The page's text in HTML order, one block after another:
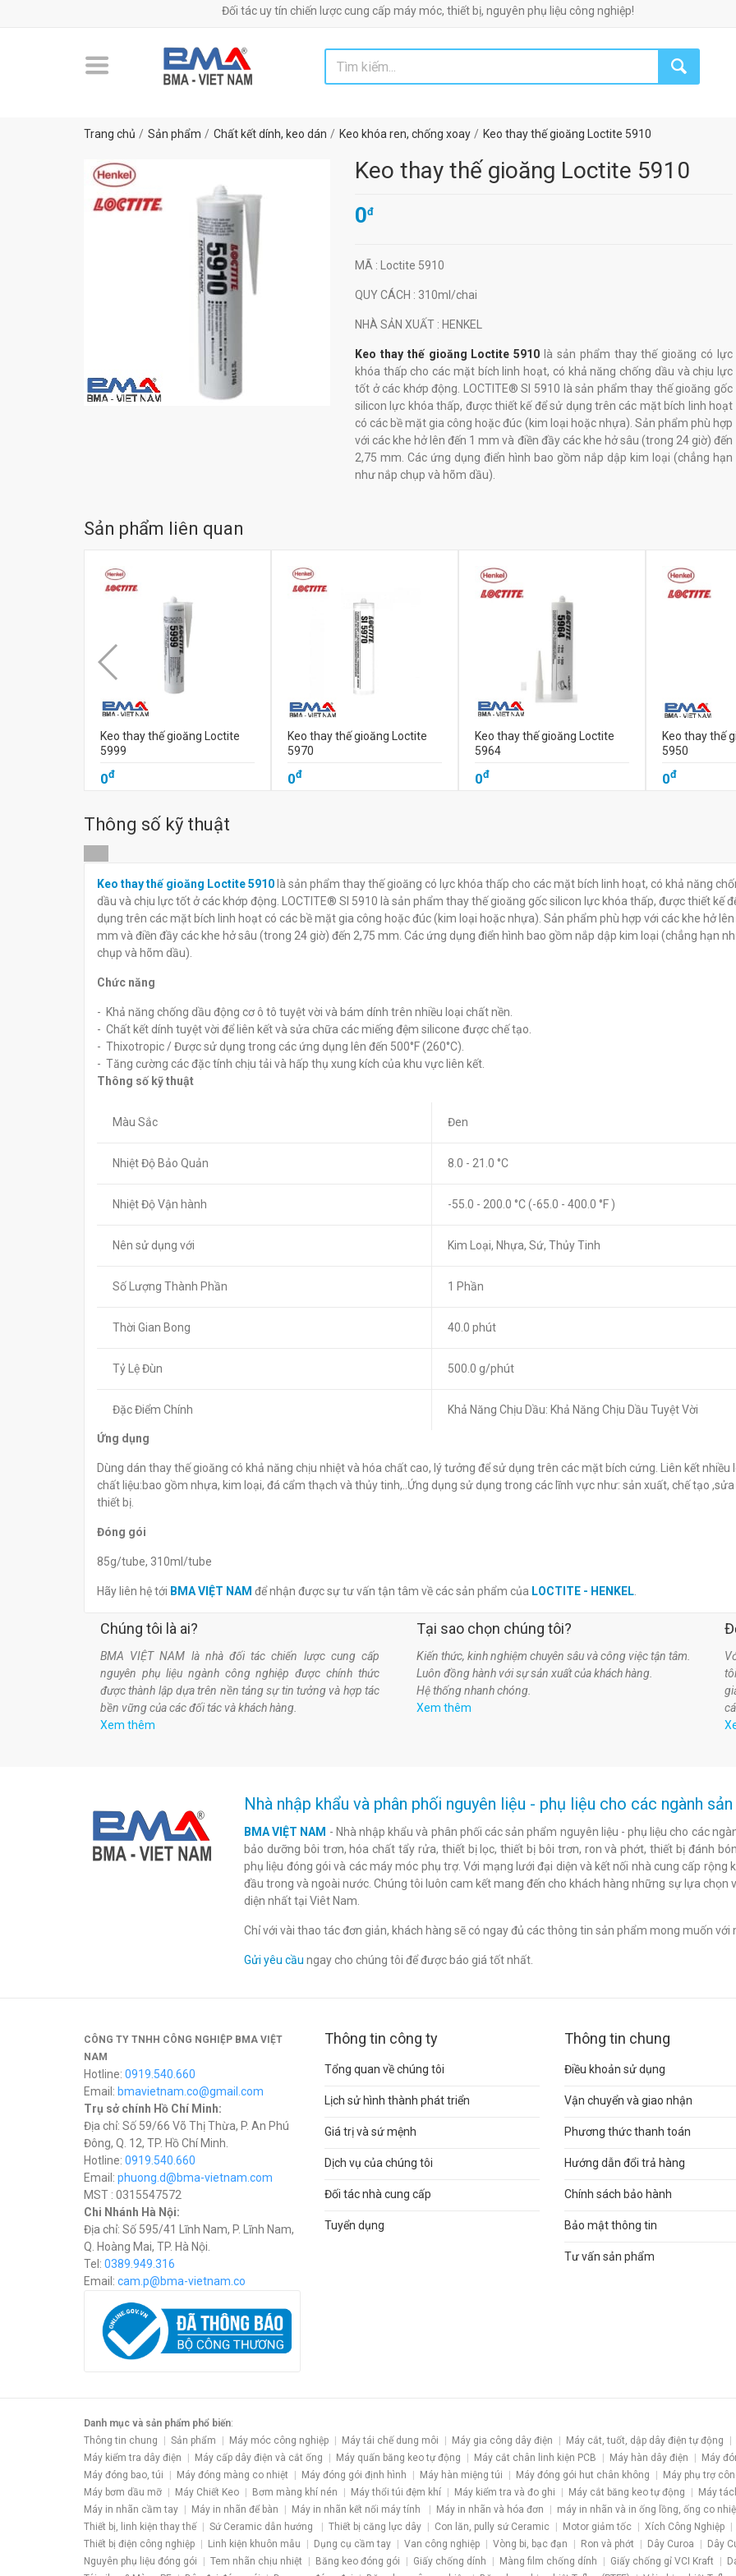
Đối tác uy tín chiến lược cung cấp máy móc, thiết bị, nguyên phụ liệu công nghiệp!
Trang chủ Sản phẩm Chất kết dính, keo dán Keo khóa ren, chống xoay Keo thay thế gioăng Loctite 5910
Keo thay thế gioăng Loctite 5910
0đ
MÃ : Loctite 5910
QUY CÁCH : 310ml/chai
NHÀ SẢN XUẤT : HENKEL
Keo thay thế gioăng Loctite 5910 là sản phẩm thay thế gioăng có lực
khóa thấp cho các mặt bích linh hoạt, có khả năng chống dầu và chịu lực
tốt ở các khớp động. LOCTITE® SI 5910 là sản phẩm thay thế gioăng gốc
silicon lực khóa thấp, được thiết kế để sử dụng trên các mặt bích linh hoạt
có các bề mặt gia công hoặc đúc (kim loại hoặc nhựa). Sản phẩm phù hợp
với các khe hở lên đến 1 mm và điền đầy các khe hở sâu (trong 24 giờ) đến
2,75 mm. Các ứng dụng điển hình bao gồm nắp dập kim loại (chẳng hạn
như nắp chụp và hõm dầu).
Sản phẩm liên quan
Keo thay thế gioăng Loctite
5999
0đ
Keo thay thế gioăng Loctite
5970
0đ
Keo thay thế gioăng Loctite
5964
0đ
Keo thay thế
5950
0đ
Thông số kỹ thuật
Keo thay thế gioăng Loctite 5910 là sản phẩm thay thế gioăng có lực khóa thấp cho các mặt bích linh hoạt, có khả năng
dầu và chịu lực tốt ở các khớp động. LOCTITE® SI 5910 là sản phẩm thay thế gioăng gốc silicon lực khóa thấp, được thiết kế
dụng trên các mặt bích linh hoạt có các bề mặt gia công hoặc đúc (kim loại hoặc nhựa). Sản phẩm phù hợp với các khe hở lên
mm và điền đầy các khe hở sâu (trong 24 giờ) đến 2,75 mm. Các ứng dụng điển hình bao gồm nắp dập kim loại (chẳng hạn
chụp và hõm dầu).
Chức năng
- Khả năng chống dầu động cơ ô tô tuyệt vời và bám dính trên nhiều loại chất nền.
- Chất kết dính tuyệt vời để liên kết và sửa chữa các miếng đệm silicone được chế tạo.
- Thixotropic / Được sử dụng trong các ứng dụng lên đến 500°F (260°C).
- Tăng cường các đặc tính chịu tải và hấp thụ xung kích của khu vực liên kết.
Thông số kỹ thuật
Màu Sắc Đen
Nhiệt Độ Bảo Quản 8.0 - 21.0 °C
Nhiệt Độ Vận hành -55.0 - 200.0 °C (-65.0 - 400.0 °F )
Nên sử dụng với Kim Loại, Nhựa, Sứ, Thủy Tinh
Số Lượng Thành Phần 1 Phần
Thời Gian Bong 40.0 phút
Tỷ Lệ Đùn 500.0 g/phút
Đặc Điểm Chính Khả Năng Chịu Dầu: Khả Năng Chịu Dầu Tuyệt Vời
Ứng dụng
Dùng dán thay thế gioăng có khả năng chịu nhiệt và hóa chất cao, lý tưởng để sử dụng trên các mặt bích cứng. Liên kết nhiều
chất liệu:bao gồm nhựa, kim loại, đá cẩm thạch và thủy tinh,..Ứng dụng sử dụng trong các lĩnh vực như: sản xuất, chế tạo
thiết bị.
Đóng gói
85g/tube, 310ml/tube
Hãy liên hệ tới BMA VIỆT NAM để nhận được sự tư vấn tận tâm về các sản phẩm của LOCTITE - HENKEL
Chúng tôi là ai?
BMA VIỆT NAM là nhà đối tác chiến lược cung cấp
nguyên phụ liệu ngành công nghiệp được chính thức
được thành lập dựa trên nền tảng sự tin tưởng và hợp tác
bền vững của các đối tác và khách hàng.
Xem thêm
Tại sao chọn chúng tôi?
Kiến thức, kinh nghiệm chuyên sâu và công việc tận tâm.
Luôn đồng hành với sự sản xuất của khách hàng.
Hệ thống nhanh chóng.
Xem thêm
Nhà nhập khẩu và phân phối nguyên liệu - phụ liệu cho các ngành
BMA VIỆT NAM - Nhà nhập khẩu và phân phối các sản phẩm nguyên liệu - phụ liệu cho các
bảo dưỡng bôi trơn, hóa chất tẩy rửa, thiết bị lọc, thiết bị bôi trơn, ron và phớt, thiết bị đánh
phụ liệu đóng gói và các máy móc phụ trợ. Với mạng lưới đại diện và kết nối nhà cung cấp
đầu trong và ngoài nước. Chúng tôi luôn cam kết mang đến cho khách hàng những sự lựa
diện nhất tại Viêt Nam.
Chỉ với vài thao tác đơn giản, khách hàng sẽ có ngay đủ các thông tin sản phẩm mong muốn với
Gửi yêu cầu ngay cho chúng tôi để được báo giá tốt nhất.
CÔNG TY TNHH CÔNG NGHIỆP BMA VIỆT
NAM
Hotline: 0919.540.660
Email: bmavietnam.co@gmail.com
Trụ sở chính Hồ Chí Minh:
Địa chỉ: Số 59/66 Võ Thị Thừa, P. An Phú
Đông, Q. 12, TP. Hồ Chí Minh.
Hotline: 0919.540.660
Email: phuong.d@bma-vietnam.com
MST : 0315547572
Chi Nhánh Hà Nội:
Địa chỉ: Số 595/41 Lĩnh Nam, P. Lĩnh Nam,
Q. Hoàng Mai, TP. Hà Nội.
Tel: 0389.949.316
Email: cam.p@bma-vietnam.co
Thông tin công ty
Tổng quan về chúng tôi
Lịch sử hình thành phát triển
Giá trị và sứ mệnh
Dịch vụ của chúng tôi
Đối tác nhà cung cấp
Tuyển dụng
Thông tin chung
Điều khoản sử dụng
Vận chuyển và giao nhận
Phương thức thanh toán
Hướng dẫn đổi trả hàng
Chính sách bảo hành
Bảo mật thông tin
Tư vấn sản phẩm
Danh mục và sản phẩm phổ biến:
Thông tin chung
Sản phẩm Máy móc công nghiệp Máy tái chế dung môi Máy gia công dây điện Máy cắt, tuốt, dập dây điện tự động
Máy kiểm tra dây điện
Máy cấp dây điện và cắt ống Máy quấn băng keo tự động Máy cắt chân linh kiện PCB Máy hàn dây điện Máy
Máy đóng bao, túi
Máy đóng màng co nhiệt Máy đóng gói định hình Máy hàn miệng túi Máy đóng gói hut chân không Máy phụ trợ
Máy bơm dầu mỡ
Máy Chiết Keo Bơm màng khí nén Máy thổi túi đệm khí Máy kiểm tra và đo ghi Máy cắt băng keo tự động Máy
Máy in nhãn cầm tay
Máy in nhãn để bàn Máy in nhãn kết nối máy tính Máy in nhãn và hóa đơn máy in nhãn và in ống lồng, ống co
Thiết bị, linh kiện thay thế
Sứ Ceramic dẫn hướng Thiết bị căng lực dây Con lăn, pully sứ Ceramic Motor giảm tốc Xích Công Nghiệp
Thiết bị điện công nghiệp
Linh kiện khuôn mẫu Dụng cụ cầm tay Van công nghiệp Vòng bi, bạc đạn Ron và phớt Dây Curoa Dây
Nguyên phụ liệu đóng gói
Tem nhãn chịu nhiệt Băng keo đóng gói Giấy chống dính Màng film chống dính Giấy chống gỉ VCI Kraft